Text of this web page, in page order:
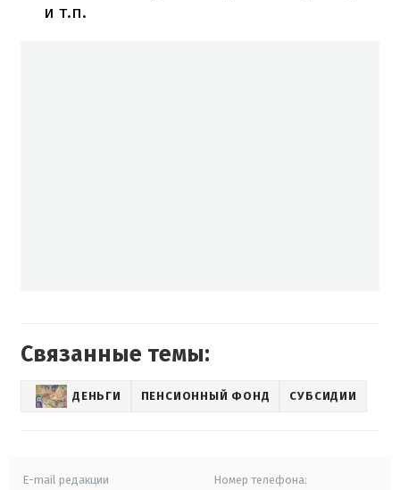
и т.п.
Связанные темы:
ДЕНЬГИ ПЕНСИОННЫЙ ФОНД СУБСИДИИ
E-mail редакции Номер телефона: